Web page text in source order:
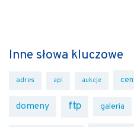
Inne słowa kluczowe
adres api aukcje
domeny ftp galeria